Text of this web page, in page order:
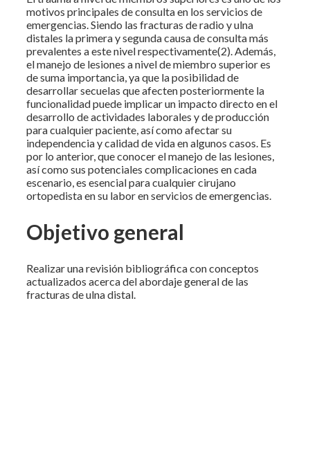
motivos principales de consulta en los servicios de
emergencias. Siendo las fracturas de radio y ulna
distales la primera y segunda causa de consulta más
prevalentes a este nivel respectivamente(2). Además,
el manejo de lesiones a nivel de miembro superior es
de suma importancia, ya que la posibilidad de
desarrollar secuelas que afecten posteriormente la
funcionalidad puede implicar un impacto directo en el
desarrollo de actividades laborales y de producción
para cualquier paciente, así como afectar su
independencia y calidad de vida en algunos casos. Es
por lo anterior, que conocer el manejo de las lesiones,
así como sus potenciales complicaciones en cada
escenario, es esencial para cualquier cirujano
ortopedista en su labor en servicios de emergencias.
Objetivo general
Realizar una revisión bibliográfica con conceptos
actualizados acerca del abordaje general de las
fracturas de ulna distal.